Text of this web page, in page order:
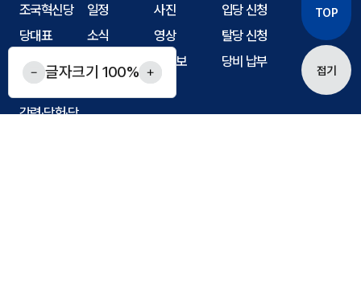
글자크기 100%
조국혁신당
당대표
국회의원
조직도
강령·당헌·당
일정
소식
사진
영상
웹자보
입당 신청
탈당 신청
당비 납부
TOP
접기